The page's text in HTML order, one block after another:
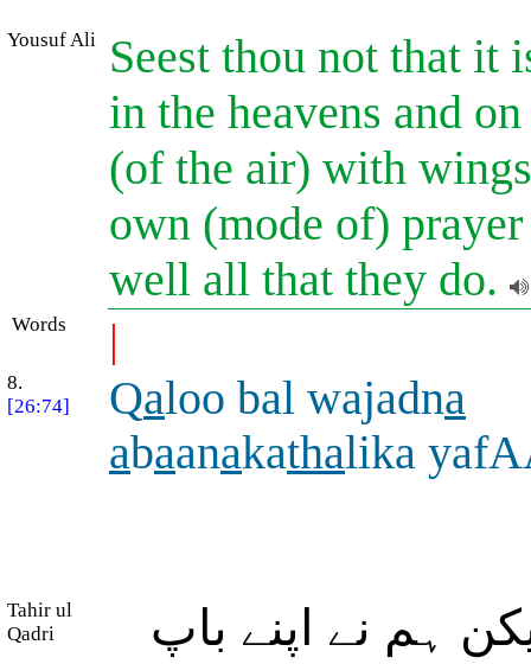
Yousuf Ali
Seest thou not that it
in the heavens and
(of the air) with
own (mode of)
well all that they do.
Words |
8.
[26:74]
Qaloo bal wajadna
abaanakathalika
Tahir ul
Qadri
ہم نے اپنے باپ